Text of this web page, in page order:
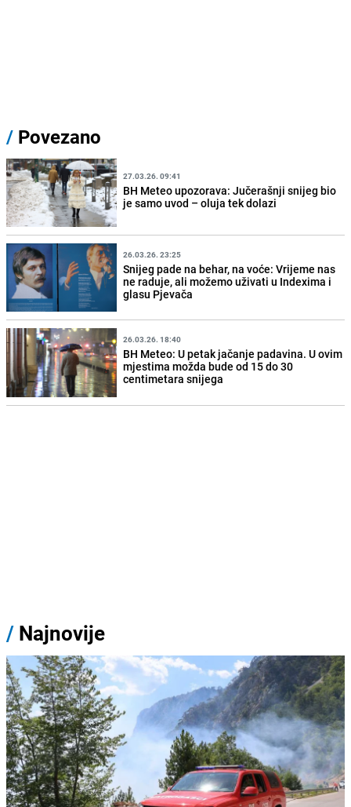
/ Povezano
27.03.26. 09:41
BH Meteo upozorava: Jučerašnji snijeg bio
je samo uvod – oluja tek dolazi
26.03.26. 23:25
Snijeg pade na behar, na voće: Vrijeme nas
ne raduje, ali možemo uživati u Indexima i
glasu Pjevača
26.03.26. 18:40
BH Meteo: U petak jačanje padavina. U ovim
mjestima možda bude od 15 do 30
centimetara snijega
/ Najnovije